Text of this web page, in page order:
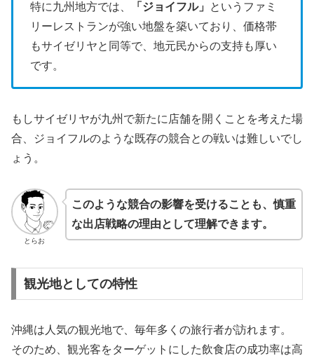
特に九州地方では、 「ジョイフル」
というファミ
リーレストランが強い地盤を築いており、価格帯
もサイゼリヤと同等で、地元民からの支持も厚い
です。
もしサイゼリヤが九州で新たに店舗を開くことを考えた場
合、ジョイフルのような既存の競合との戦いは難しいでし
ょう。
とらお
このような競合の影響を受けることも、慎重
な出店戦略の理由として理解できます。
観光地としての特性
沖縄は人気の観光地で、毎年多くの旅行者が訪れます。
そのため、観光客をターゲットにした飲食店の成功率は高